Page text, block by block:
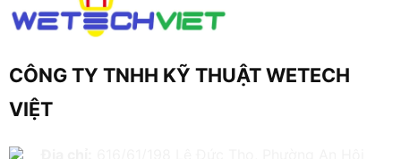
CÔNG TY TNHH KỸ THUẬT WETECH
VIỆT